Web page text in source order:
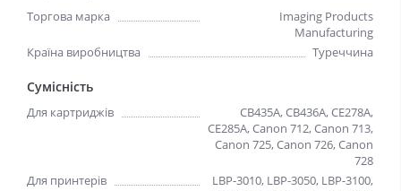
Торгова марка
Imaging Products
Manufacturing
Країна виробництва
Туреччина
Сумісність
Для картриджів
CB435A, CB436A, CE278A,
CE285A, Canon 712, Canon 713,
Canon 725, Canon 726, Canon
728
Для принтерів
LBP-3010, LBP-3050, LBP-3100,